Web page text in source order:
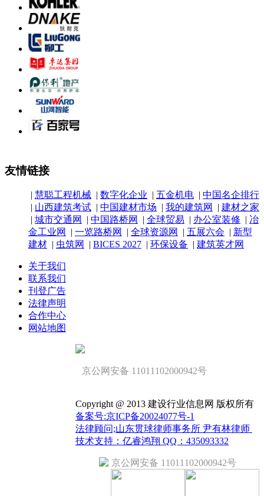
友情链接
| 慧聪工程机械 | 数字化企业 | 五金机电 | 中国名企排行
| 山西建筑考试 | 中国建材市场 | 我的建筑网 | 建材之家
| 城市交通网 | 中国路桥网 | 全球贸易 | 办公室装修 | 冶
金工业网
| 一览路桥网 | 全球资源网 | 五展六会 | 新型
建材 | 虫筑网 | BICES 2027 | 环保设备 | 建筑英才网
关于我们
联系我们
刊登广告
法律声明
合作中心
网站地图
京公网安备 11011102000942号
Copyright @ 2013 建设行业信息网 版权所有
备案号:京ICP备20024077号-1
法律顾问;山东贯球律师事务所 尹有林律师
技术支持：亿睿鸿翔 QQ：435093332
京公网安备 11011102000942号